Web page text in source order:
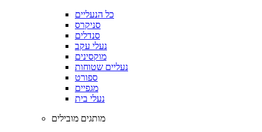
כל הנעליים
סניקרס
סנדלים
נעלי עקב
מוקסינים
נעליים שטוחות
ספורט
מגפיים
נעלי בית
מותגים מובילים